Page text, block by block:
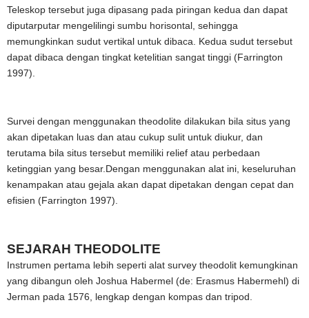
Teleskop tersebut juga dipasang pada piringan kedua dan dapat
diputarputar mengelilingi sumbu horisontal, sehingga
memungkinkan sudut vertikal untuk dibaca. Kedua sudut tersebut
dapat dibaca dengan tingkat ketelitian sangat tinggi (Farrington
1997).
Survei dengan menggunakan theodolite dilakukan bila situs yang
akan dipetakan luas dan atau cukup sulit untuk diukur, dan
terutama bila situs tersebut memiliki relief atau perbedaan
ketinggian yang besar.Dengan menggunakan alat ini, keseluruhan
kenampakan atau gejala akan dapat dipetakan dengan cepat dan
efisien (Farrington 1997).
SEJARAH THEODOLITE
Instrumen pertama lebih seperti alat survey theodolit kemungkinan
yang dibangun oleh Joshua Habermel (de: Erasmus Habermehl) di
Jerman pada 1576, lengkap dengan kompas dan tripod.